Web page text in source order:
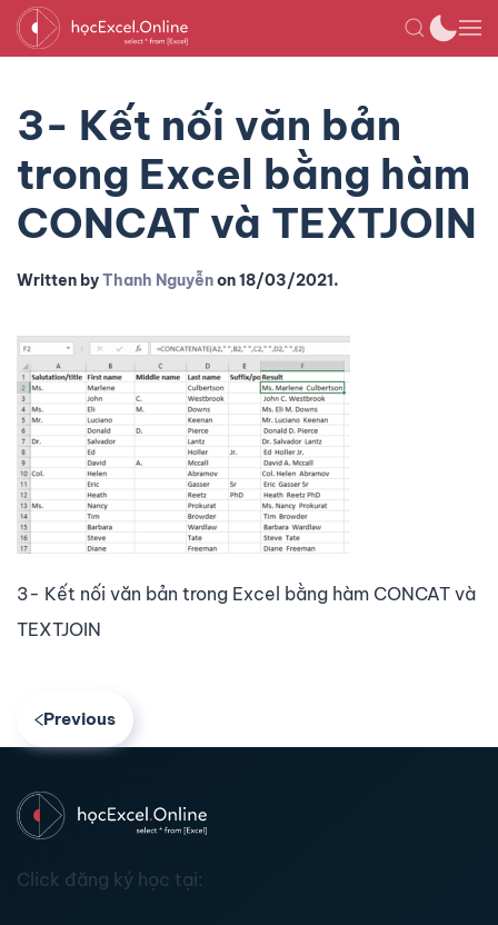
3- Kết nối văn bản
trong Excel bằng hàm
CONCAT và TEXTJOIN
Written byThanh Nguyễnon18/03/2021.
3- Kết nối văn bản trong Excel bằng hàm CONCAT và
TEXTJOIN
Previous
Click đăng ký học tại: